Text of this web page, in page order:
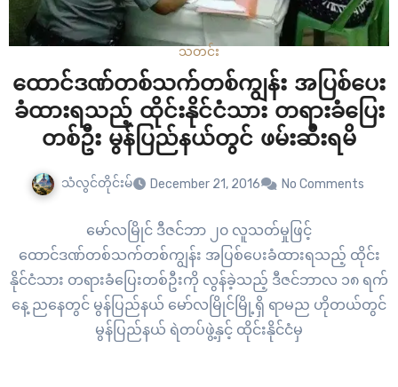
သတင်း
ထောင်ဒဏ်တစ်သက်တစ်ကျွန်း အပြစ်ပေး
ခံထားရသည့် ထိုင်းနိုင်ငံသား တရားခံပြေး
တစ်ဦး မွန်ပြည်နယ်တွင် ဖမ်းဆီးရမိ
သံလွင်တိုင်းမ် December 21, 2016 No Comments
မော်လမြိုင် ဒီဇင်ဘာ ၂၀ လူသတ်မှုဖြင့်
ထောင်ဒဏ်တစ်သက်တစ်ကျွန်း အပြစ်ပေးခံထားရသည့် ထိုင်း
နိုင်ငံသား တရားခံပြေးတစ်ဦးကို လွန်ခဲ့သည့် ဒီဇင်ဘာလ ၁၈ ရက်
နေ့ ညနေတွင် မွန်ပြည်နယ် မော်လမြိုင်မြို့ရှိ ရာမည ဟိုတယ်တွင်
မွန်ပြည်နယ် ရဲတပ်ဖွဲ့နှင့် ထိုင်းနိုင်ငံမှ